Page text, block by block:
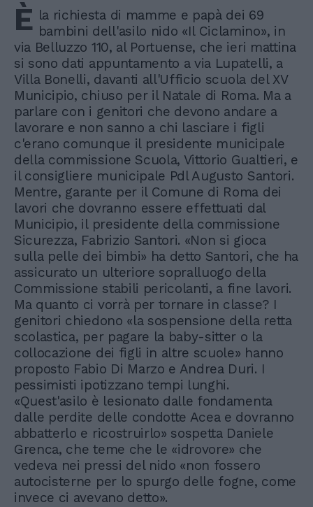
È la richiesta di mamme e papà dei 69
bambini dell'asilo nido «Il Ciclamino», in
via Belluzzo 110, al Portuense, che ieri mattina
si sono dati appuntamento a via Lupatelli, a
Villa Bonelli, davanti all'Ufficio scuola del XV
Municipio, chiuso per il Natale di Roma. Ma a
parlare con i genitori che devono andare a
lavorare e non sanno a chi lasciare i figli
c'erano comunque il presidente municipale
della commissione Scuola, Vittorio Gualtieri, e
il consigliere municipale Pdl Augusto Santori.
Mentre, garante per il Comune di Roma dei
lavori che dovranno essere effettuati dal
Municipio, il presidente della commissione
Sicurezza, Fabrizio Santori. «Non si gioca
sulla pelle dei bimbi» ha detto Santori, che ha
assicurato un ulteriore sopralluogo della
Commissione stabili pericolanti, a fine lavori.
Ma quanto ci vorrà per tornare in classe? I
genitori chiedono «la sospensione della retta
scolastica, per pagare la baby-sitter o la
collocazione dei figli in altre scuole» hanno
proposto Fabio Di Marzo e Andrea Duri. I
pessimisti ipotizzano tempi lunghi.
«Quest'asilo è lesionato dalle fondamenta
dalle perdite delle condotte Acea e dovranno
abbatterlo e ricostruirlo» sospetta Daniele
Grenca, che teme che le «idrovore» che
vedeva nei pressi del nido «non fossero
autocisterne per lo spurgo delle fogne, come
invece ci avevano detto».